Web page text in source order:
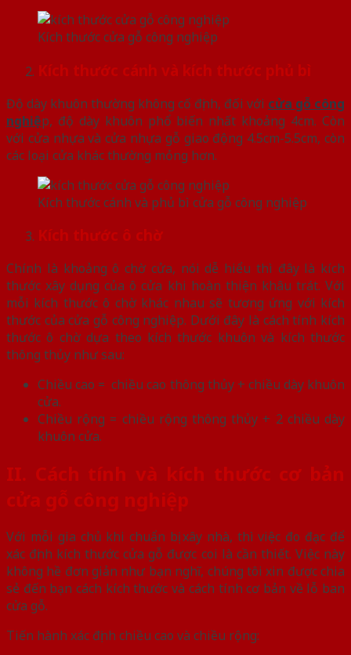
Kích thước cửa gỗ công nghiệp
Kích thước cánh và kích thước phủ bì
Độ dày khuôn thường không cố định, đối với cửa gỗ công
nghiệp, độ dày khuôn phổ biến nhất khoảng 4cm. Còn
với cửa nhựa và cửa nhựa gỗ giao động 4.5cm-5.5cm, còn
các loại cửa khác thường mỏng hơn.
Kích thước cánh và phủ bì cửa gỗ công nghiệp
Kích thước ô chờ
Chính là khoảng ô chờ cửa, nói dễ hiểu thì đây là kích
thước xây dụng của ô cửa khi hoàn thiện khâu trát. Với
mỗi kích thước ô chờ khác nhau sẽ tương ứng với kích
thước của cửa gỗ công nghiệp. Dưới đây là cách tính kích
thước ô chờ dựa theo kích thước khuôn và kích thước
thông thủy như sau:
Chiều cao = chiều cao thông thủy + chiều dày khuôn
cửa.
Chiều rộng = chiều rộng thông thủy + 2 chiều dày
khuôn cửa.
II. Cách tính và kích thước cơ bản
cửa gỗ công nghiệp
Với mỗi gia chủ khi chuẩn bị xây nhà, thì việc đo đạc để
xác định kích thước cửa gỗ được coi là cần thiết. Việc này
không hề đơn giản như bạn nghĩ, chúng tôi xin được chia
sẻ đến bạn cách kích thước và cách tính cơ bản về lỗ ban
cửa gỗ.
Tiến hành xác định chiều cao và chiều rộng: